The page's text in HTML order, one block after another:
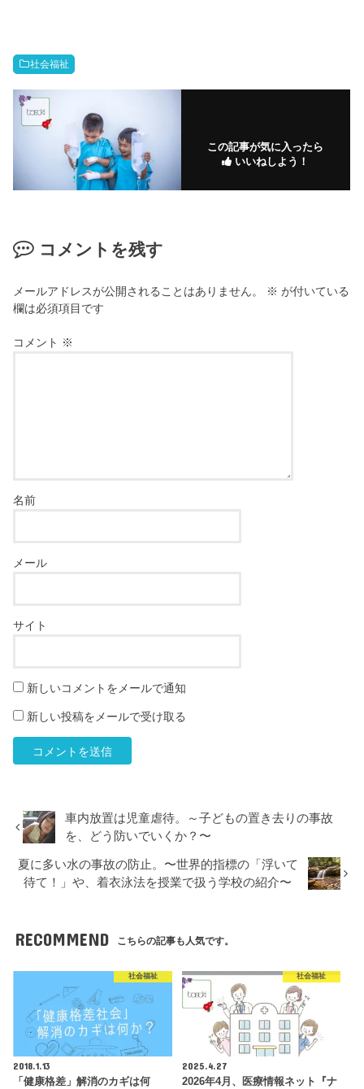
社会福祉
この記事が気に入ったら
いいねしよう！
コメントを残す
メールアドレスが公開されることはありません。 ※ が付いている
欄は必須項目です
コメント ※
名前
メール
サイト
新しいコメントをメールで通知
新しい投稿をメールで受け取る
車内放置は児童虐待。～子どもの置き去りの事故
を、どう防いでいくか？〜
夏に多い水の事故の防止。〜世界的指標の「浮いて
待て！」や、着衣泳法を授業で扱う学校の紹介〜
RECOMMEND こちらの記事も人気です。
社会福祉
2018.1.13
「健康格差」解消のカギは何
社会福祉
2025.4.27
2026年4月、医療情報ネット『ナ